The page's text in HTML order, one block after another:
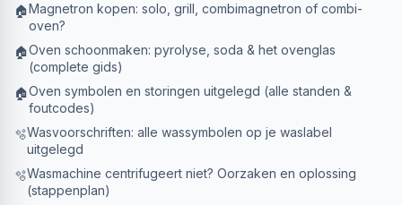
🏠Magnetron kopen: solo, grill, combimagnetron of combi-
oven?
🏠Oven schoonmaken: pyrolyse, soda & het ovenglas
(complete gids)
🏠Oven symbolen en storingen uitgelegd (alle standen &
foutcodes)
🫧Wasvoorschriften: alle wassymbolen op je waslabel
uitgelegd
🫧Wasmachine centrifugeert niet? Oorzaken en oplossing
(stappenplan)